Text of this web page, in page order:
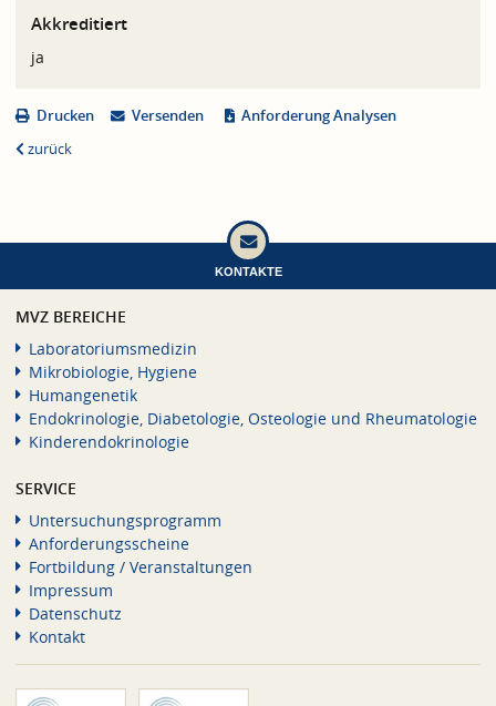
Akkreditiert
ja
Drucken Versenden
Anforderung Analysen
zurück
KONTAKTE
MVZ BEREICHE
Laboratoriumsmedizin
Mikrobiologie, Hygiene
Humangenetik
Endokrinologie, Diabetologie, Osteologie und Rheumatologie
Kinderendokrinologie
SERVICE
Untersuchungsprogramm
Anforderungsscheine
Fortbildung / Veranstaltungen
Impressum
Datenschutz
Kontakt